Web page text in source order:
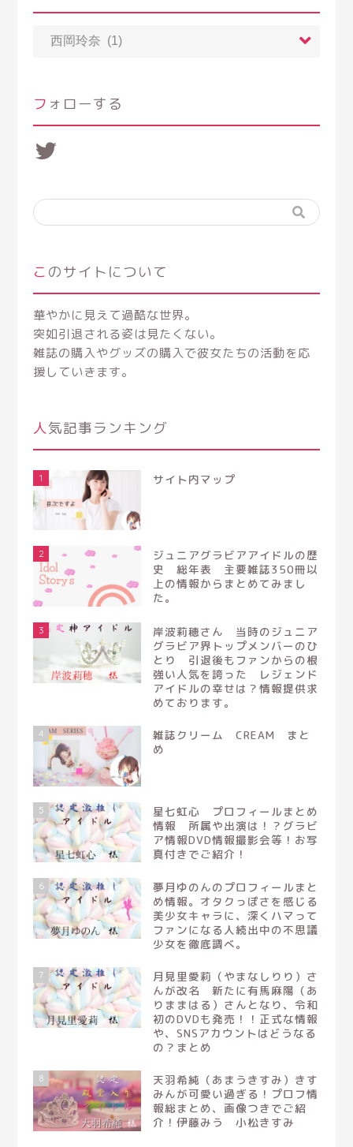
ー フォローする
Twitter
このサイトについて
華やかに見えて過酷な世界。
突如引退される姿は見たくない。
雑誌の購入やグッズの購入で彼女たちの活動を応
援していきます。
人気記事ランキング
1 サイト内マップ
2
ジュニアグラビアアイドルの歴
史 総年表 主要雑誌350冊以
上の情報からまとめてみまし
た。
3
岸波莉穂さん 当時のジュニア
グラビア界トップメンバーのひ
とり 引退後もファンからの根
強い人気を誇った レジェンド
アイドルの幸せは？情報提供求
めております。
4
雑誌クリーム CREAM まと
め
5
星七虹心 プロフィールまとめ
情報 所属や出演は！？グラビ
ア情報DVD情報撮影会等！お写
真付きでご紹介！
6
夢月ゆのんのプロフィールまと
め情報。オタクっぽさを感じる
美少女キャラに、深くハマって
ファンになる人続出中の不思議
少女を徹底調べ。
7
月見里愛莉（やまなしりり）さ
んが改名 新たに有馬麻陽（あ
りままはる）さんとなり、令和
初のDVDも発売！！正式な情報
や、SNSアカウントはどうなる
の？まとめ
8
天羽希純（あまうきすみ）きす
みんが可愛い過ぎる！プロフ情
報総まとめ、画像つきでご紹
介！伊藤みう 小松きすみ